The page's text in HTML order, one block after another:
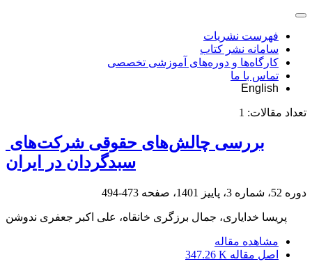
فهرست نشریات
سامانه نشر کتاب
کارگاه‌ها و دوره‌های آموزشی تخصصی
تماس با ما
English
تعداد مقالات: 1
سبدگردان در ایران
دوره 52، شماره 3، پاییز 1401، صفحه 473-494
پریسا خدایاری، جمال برزگری خانقاه، علی اکبر جعفری ندوشن
مشاهده مقاله
اصل مقاله 347.26 K